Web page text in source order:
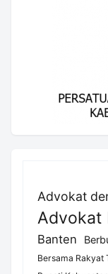
Advokat
Advokat
Banten
Bersama Rakyat